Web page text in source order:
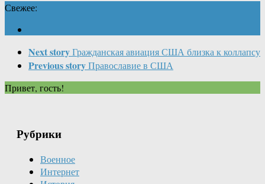
Свежее:
Next storyГражданская авиация США близка к коллапсу
Previous storyПравославие в США
Привет, гость!
Рубрики
Военное
Интернет